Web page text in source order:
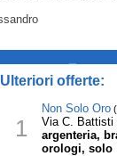
Ulteriori offerte:
1
Non Solo Oro(
Via C. Battisti
argenteria,
orologi, solo